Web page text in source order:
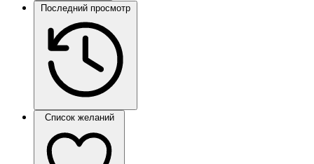
Последний просмотр
Список желаний